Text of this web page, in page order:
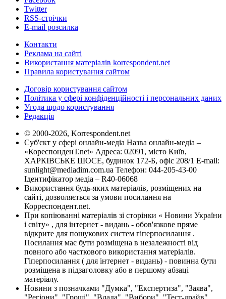
Twitter
RSS-стрічки
E-mail розсилка
Контакти
Реклама на сайті
Використання матеріалів korrespondent.net
Правила користування сайтом
Договір користування сайтом
Політика у сфері конфіденційності і персональних даних
Угода щодо користування
Редакція
© 2000-2026, Korrespondent.net
Суб'єкт у сфері онлайн-медіа Назва онлайн-медіа –
«КореспонденТ.net» Адреса: 02091, місто Київ,
ХАРКІВСЬКЕ ШОСЕ, будинок 172-Б, офіс 208/1 E-mail:
sunlight@mediadim.com.ua Телефон: 044-205-43-00
Ідентифікатор медіа – R40-06068
Використання будь-яких матеріалів, розміщених на
сайті, дозволяється за умови посилання на
Корреспондент.net.
При копіюванні матеріалів зі сторінки « Новини України
і світу» , для інтернет - видань - обов'язкове пряме
відкрите для пошукових систем гіперпосилання .
Посилання має бути розміщена в незалежності від
повного або часткового використання матеріалів.
Гіперпосилання ( для інтернет - видань) - повинна бути
розміщена в підзаголовку або в першому абзаці
матеріалу.
Новини з позначками "Думка", "Експертиза", "Заява",
"Регіони", "Гроші", "Влада", "Вибори", "Тест-драйв",